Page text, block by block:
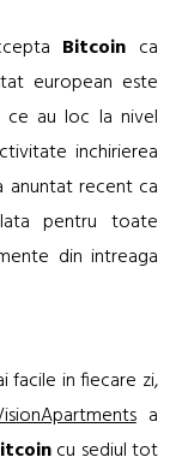
Bitcoin ca
european este
ce au loc la nivel
inchirierea
anuntat recent ca
pentru toate
din intreaga
facile in fiecare zi,
a
cu sediul tot